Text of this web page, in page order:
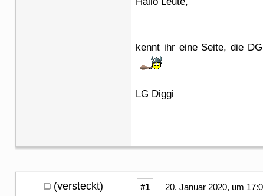
kennt ihr eine Seite, die
LG Diggi
(versteckt) #1 20. Januar 2020, um